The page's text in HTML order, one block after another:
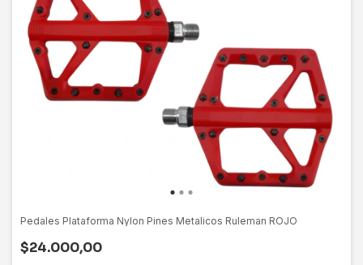
Pedales Plataforma Nylon Pines Metalicos Ruleman ROJO
$24.000,00